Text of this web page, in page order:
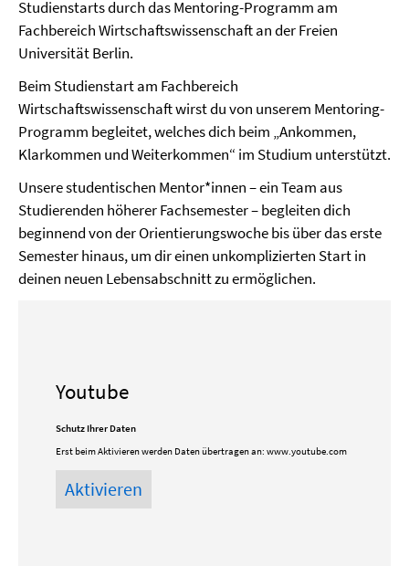
Studienstarts durch das Mentoring-Programm am
Fachbereich Wirtschaftswissenschaft an der Freien
Universität Berlin.
Beim Studienstart am Fachbereich
Wirtschaftswissenschaft wirst du von unserem Mentoring-
Programm begleitet, welches dich beim „Ankommen,
Klarkommen und Weiterkommen“ im Studium unterstützt.
Unsere studentischen Mentor*innen – ein Team aus
Studierenden höherer Fachsemester – begleiten dich
beginnend von der Orientierungswoche bis über das erste
Semester hinaus, um dir einen unkomplizierten Start in
deinen neuen Lebensabschnitt zu ermöglichen.
Youtube
Schutz Ihrer Daten
Erst beim Aktivieren werden Daten übertragen an: www.youtube.com